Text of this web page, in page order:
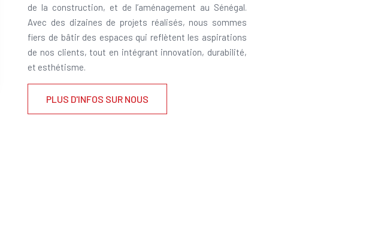
de la construction, et de l’aménagement au Sénégal.
Avec des dizaines de projets réalisés, nous sommes
fiers de bâtir des espaces qui reflètent les aspirations
de nos clients, tout en intégrant innovation, durabilité,
et esthétisme.
PLUS D'INFOS SUR NOUS